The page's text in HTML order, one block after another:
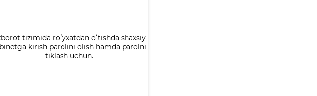
tizimida roʻyxatdan oʻtishda shaxsiy
kirish parolini olish hamda parolni
tiklash uchun.